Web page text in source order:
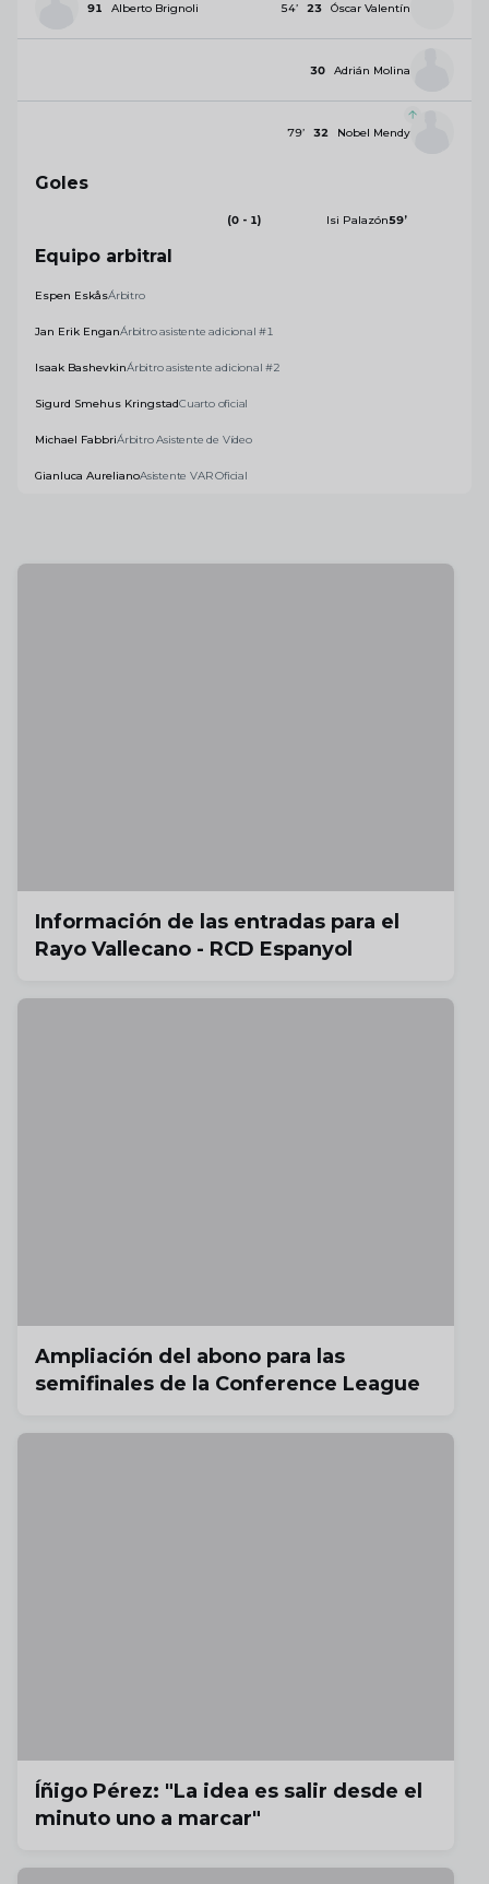
91 Alberto Brignoli 23 Óscar Valentín
54’
30 Adrián Molina
32 Nobel Mendy
79’
Goles
(0 - 1) Isi Palazón59’
Equipo arbitral
Espen EskåsÁrbitro
Jan Erik EnganÁrbitro asistente adicional #1
Isaak BashevkinÁrbitro asistente adicional #2
Sigurd Smehus KringstadCuarto oficial
Michael FabbriÁrbitro Asistente de Vídeo
Gianluca AurelianoAsistente VAR Oficial
Información de las entradas para el
Rayo Vallecano - RCD Espanyol
Ampliación del abono para las
semifinales de la Conference League
Íñigo Pérez: "La idea es salir desde el
minuto uno a marcar"